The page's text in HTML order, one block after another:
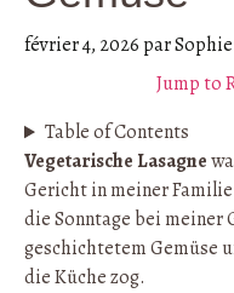
février 4, 2026par
Jump to
Table of Contents
Vegetarische Lasagne
Gericht in meiner
die Sonntage bei meiner
geschichtetem Gemüse
die Küche zog.